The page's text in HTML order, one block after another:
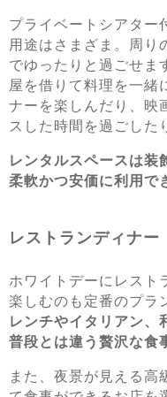
プライベートシアター
用途はさまざま。周り
でゆったりと過ごせま
屋を借りて料理を一緒
ナーを楽しんだり、映
スした時間を過ごした
レンタルスペースは装
柔軟かつ安価に利用で
レストランディナー
ホワイトデーにレスト
楽しむのも定番のプラ
レンチやイタリアン、
普段とは違う贅沢な食
また、夜景が見える高